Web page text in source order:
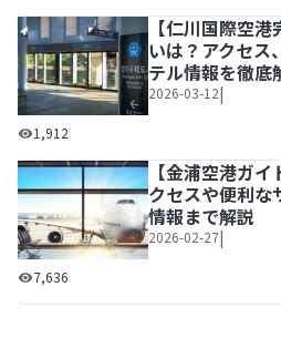
【仁川国際空港完全ガイド】金
1,912
【仁川国際空
いは？アクセス
テル情報を徹底
2026-03-12|
【金浦空港ガイド】仁川との違
7,636
【金浦空港ガ
クセスや便利な
情報まで解説
2026-02-27|